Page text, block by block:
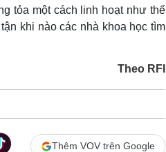
tỏa một cách linh hoạt như thế
khi nào các nhà khoa học tìm
Theo RFI
Thêm VOV trên Google